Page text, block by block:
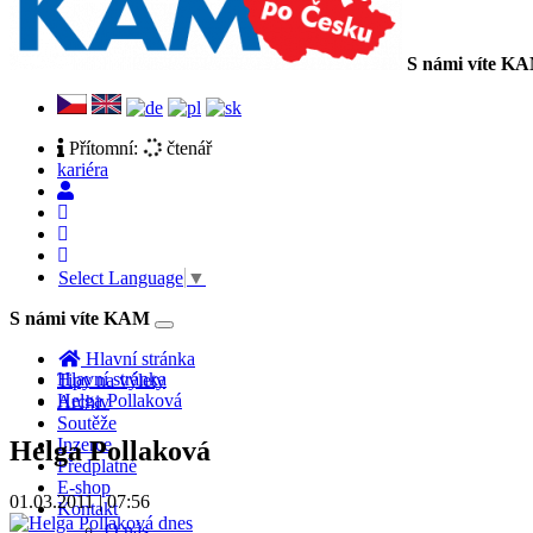
S námi víte
Přítomní:
čtenář
kariéra
Select Language ▼
S námi víte KAM
Toggle
navigation
Hlavní stránka
Tipy na výlety
Archiv
Soutěže
Inzerce
Předplatné
E-shop
Kontakt
Hlavní stránka
Helga Pollaková
Helga Pollaková
01.03.2011 | 07:56